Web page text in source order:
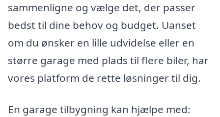
sammenligne og vælge det, der passer
bedst til dine behov og budget. Uanset
om du ønsker en lille udvidelse eller en
større garage med plads til flere biler, har
vores platform de rette løsninger til dig.
En garage tilbygning kan hjælpe med: